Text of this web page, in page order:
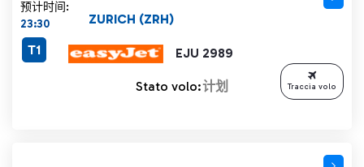
预计时间:
23:30
EJU 2989
ZURICH (ZRH)
T1
Stato volo:计划 Traccia volo